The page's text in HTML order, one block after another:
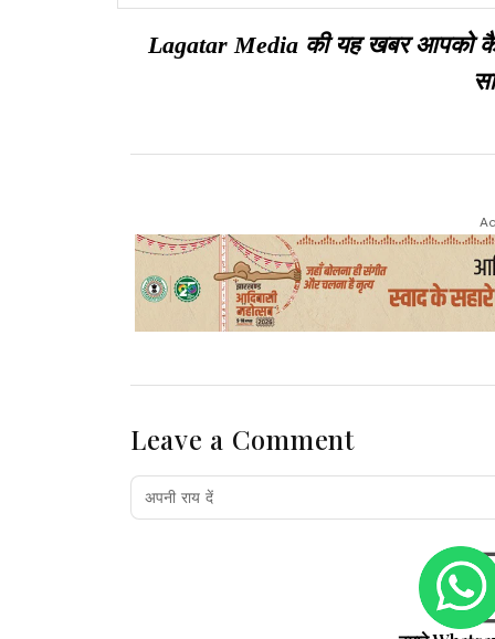
बैठक
Lagatar Media की यह खबर आपको
Leave a Comment